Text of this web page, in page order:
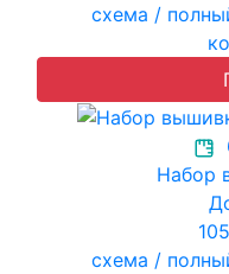
схема /
Набор
схема /